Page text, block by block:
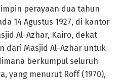
perayaan dua tahun
14 Agustus 1927, di kantor
Al-Azhar, Kairo, dekat
dari Masjid Al-Azhar untuk
berkumpul seluruh
yang menurut Roff (1970),